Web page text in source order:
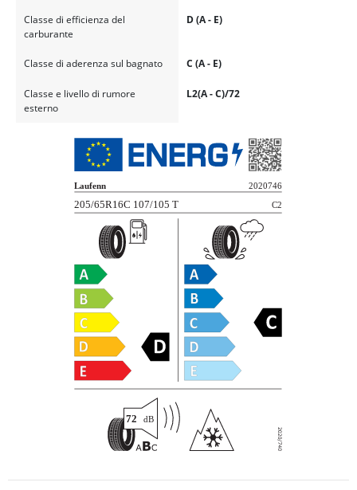
Classe di efficienza del
carburante
D (A - E)
Classe di aderenza sul bagnato C (A - E)
Classe e livello di rumore
esterno
L2(A - C)/72